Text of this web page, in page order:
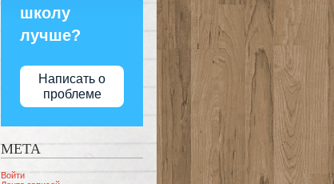
школу
лучше?
Написать о
проблеме
МЕТА
Войти